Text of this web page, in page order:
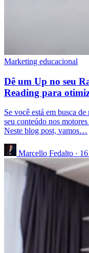
Marketing educacional
Dê um Up no seu
Reading para
Se você está em busca
seu conteúdo nos
Neste blog post, vamos…
Marcello Fedalto ·